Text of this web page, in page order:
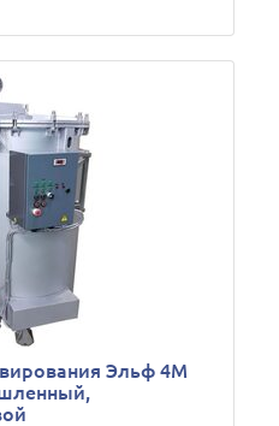
Эльф 4М